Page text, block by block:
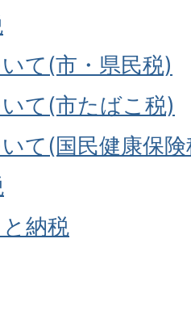
て(市・県民税)
て(市たばこ税)
て(国民健康保
納税